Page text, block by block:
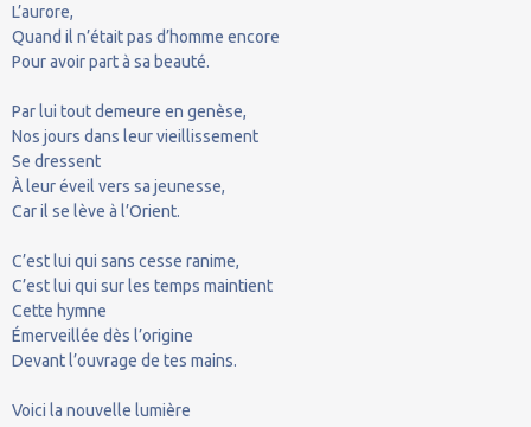
L’aurore,
Quand il n’était pas d’homme encore
Pour avoir part à sa beauté.
Par lui tout demeure en genèse,
Nos jours dans leur vieillissement
Se dressent
À leur éveil vers sa jeunesse,
Car il se lève à l’Orient.
C’est lui qui sans cesse ranime,
C’est lui qui sur les temps maintient
Cette hymne
Émerveillée dès l’origine
Devant l’ouvrage de tes mains.
Voici la nouvelle lumière